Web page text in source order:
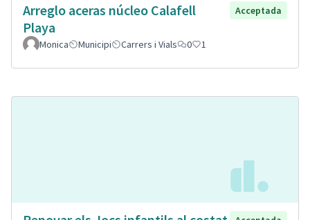
Arreglo aceras núcleo Calafell
Playa
Acceptada
Monica Municipi Carrers i Vials 0 1